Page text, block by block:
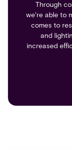
"Through
we're able to
comes to
and
increased
"This cloud-
profiles, track
for easy